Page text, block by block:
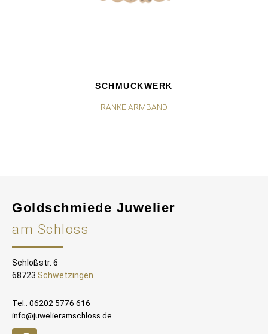
SCHMUCKWERK
RANKE ARMBAND
Goldschmiede Juwelier
am Schloss
Schloßstr. 6
68723 Schwetzingen
Tel.: 06202 5776 616
info@juwelieramschloss.de